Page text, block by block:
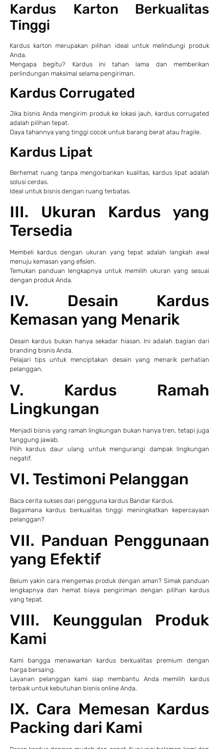
Kardus Karton Berkualitas
Tinggi
Kardus karton merupakan pilihan ideal untuk melindungi produk
Anda.
Mengapa begitu? Kardus ini tahan lama dan memberikan
perlindungan maksimal selama pengiriman.
Kardus Corrugated
Jika bisnis Anda mengirim produk ke lokasi jauh, kardus corrugated
adalah pilihan tepat.
Daya tahannya yang tinggi cocok untuk barang berat atau fragile.
Kardus Lipat
Berhemat ruang tanpa mengorbankan kualitas, kardus lipat adalah
solusi cerdas.
Ideal untuk bisnis dengan ruang terbatas.
III. Ukuran Kardus yang
Tersedia
Membeli kardus dengan ukuran yang tepat adalah langkah awal
menuju kemasan yang efisien.
Temukan panduan lengkapnya untuk memilih ukuran yang sesuai
dengan produk Anda.
IV. Desain Kardus
Kemasan yang Menarik
Desain kardus bukan hanya sekadar hiasan. Ini adalah bagian dari
branding bisnis Anda.
Pelajari tips untuk menciptakan desain yang menarik perhatian
pelanggan.
V. Kardus Ramah
Lingkungan
Menjadi bisnis yang ramah lingkungan bukan hanya tren, tetapi juga
tanggung jawab.
Pilih kardus daur ulang untuk mengurangi dampak lingkungan
negatif.
VI. Testimoni Pelanggan
Baca cerita sukses dari pengguna kardus Bandar Kardus.
Bagaimana kardus berkualitas tinggi meningkatkan kepercayaan
pelanggan?
VII. Panduan Penggunaan
yang Efektif
Belum yakin cara mengemas produk dengan aman? Simak panduan
lengkapnya dan hemat biaya pengiriman dengan pilihan kardus
yang tepat.
VIII. Keunggulan Produk
Kami
Kami bangga menawarkan kardus berkualitas premium dengan
harga bersaing.
Layanan pelanggan kami siap membantu Anda memilih kardus
terbaik untuk kebutuhan bisnis online Anda.
IX. Cara Memesan Kardus
Packing dari Kami